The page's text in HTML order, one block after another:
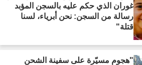
غوران الذي حكم عليه بالسجن المؤبد
رسالة من السجن: نحن أبرياء، لسنا
قتلة"
"هجوم مسيّرة على سفينة الشحن